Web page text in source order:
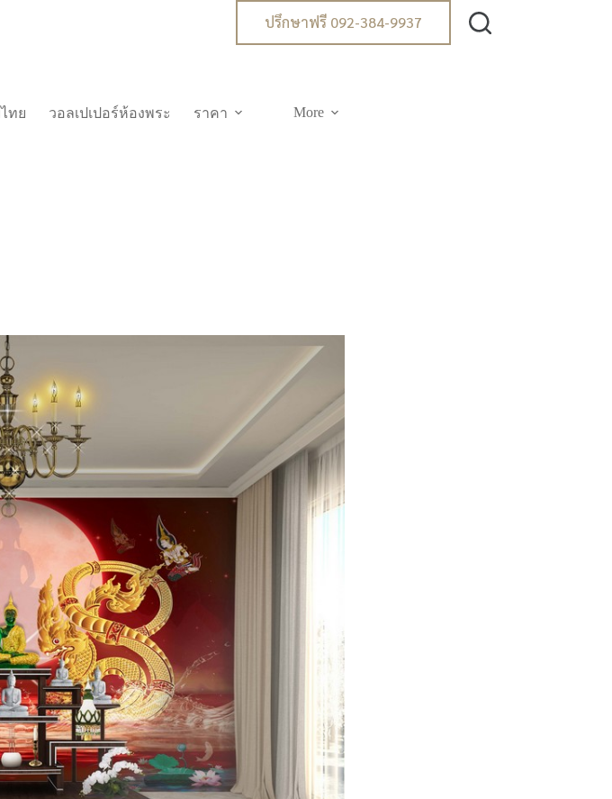
ปรึกษาฟรี 092-384-9937
ทย วอลเปเปอร์ห้องพระ ราคา More